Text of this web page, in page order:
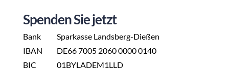
Spenden Sie jetzt
Bank
IBAN
BIC
Sparkasse Landsberg-Dießen
DE66 7005 2060 0000 0140
01BYLADEM1LLD